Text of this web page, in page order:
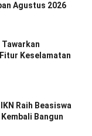
Agustus 2026
Tawarkan
Keselamatan
Raih Beasiswa
Bangun